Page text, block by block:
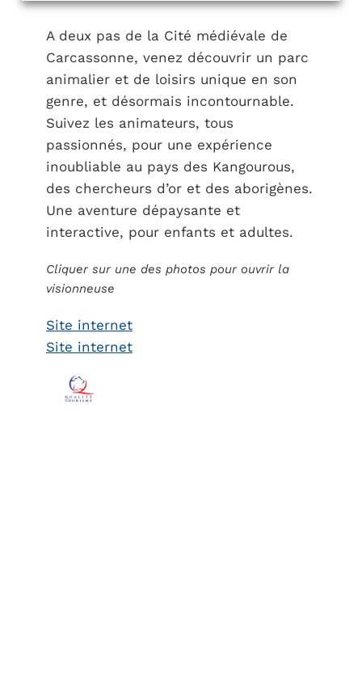
A deux pas de la Cité médiévale de
Carcassonne, venez découvrir un parc
animalier et de loisirs unique en son
genre, et désormais incontournable.
Suivez les animateurs, tous
passionnés, pour une expérience
inoubliable au pays des Kangourous,
des chercheurs d’or et des aborigènes.
Une aventure dépaysante et
interactive, pour enfants et adultes.
Cliquer sur une des photos pour ouvrir la
visionneuse
Site internet
Site internet